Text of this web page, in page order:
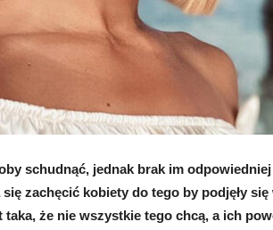
schudnąć, jednak brak im
zachęcić kobiety do tego by podjęły
taka, że nie wszystkie tego chcą, a ich